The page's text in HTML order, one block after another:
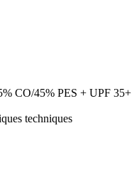
CO/45% PES + UPF 35+
techniques